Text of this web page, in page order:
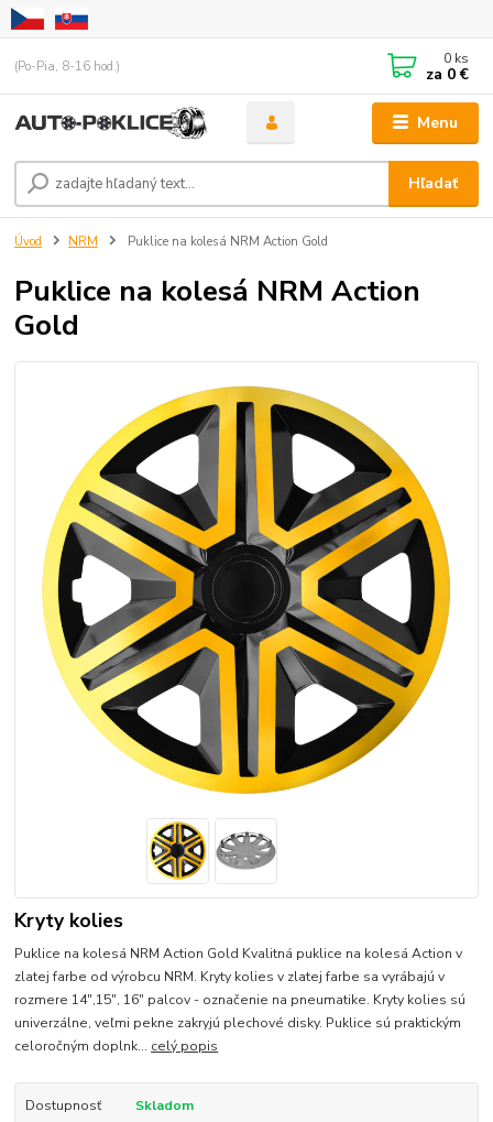
Menu
Hľadať
(Po-Pia, 8-16 hod.) 0 ks
za 0 €
Úvod NRM Puklice na kolesá NRM Action Gold
Puklice na kolesá NRM Action
Gold
Kryty kolies
Puklice na kolesá NRM Action Gold Kvalitná puklice na kolesá Action v
zlatej farbe od výrobcu NRM. Kryty kolies v zlatej farbe sa vyrábajú v
rozmere 14",15", 16" palcov - označenie na pneumatike. Kryty kolies sú
univerzálne, veľmi pekne zakryjú plechové disky. Puklice sú praktickým
celoročným doplnk... celý popis
Dostupnosť
Skladom